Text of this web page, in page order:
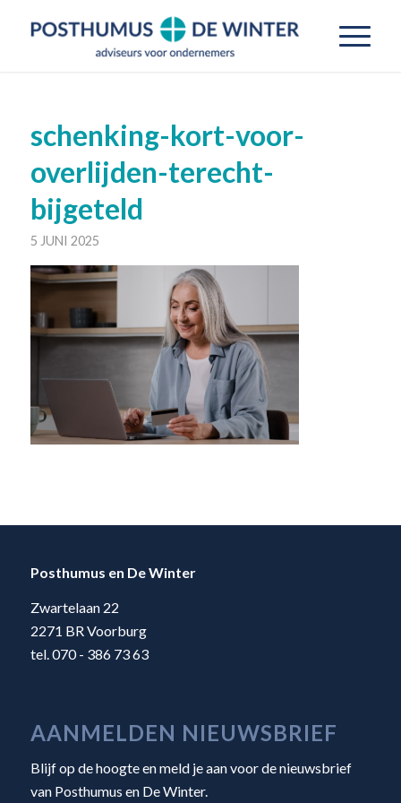
schenking-kort-voor-
overlijden-terecht-
bijgeteld
5 JUNI 2025
Posthumus en De Winter
Zwartelaan 22
2271 BR Voorburg
tel. 070 - 386 73 63
AANMELDEN NIEUWSBRIEF
Blijf op de hoogte en meld je aan voor de nieuwsbrief
van Posthumus en De Winter.